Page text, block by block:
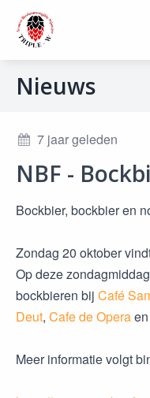
Nieuws
7 jaar geleden
NBF -
Bockbier, bockbier en
Zondag 20 oktober
Op deze
bockbieren bij Café
Deut, Cafe de Operaen
Meer informatie volgt